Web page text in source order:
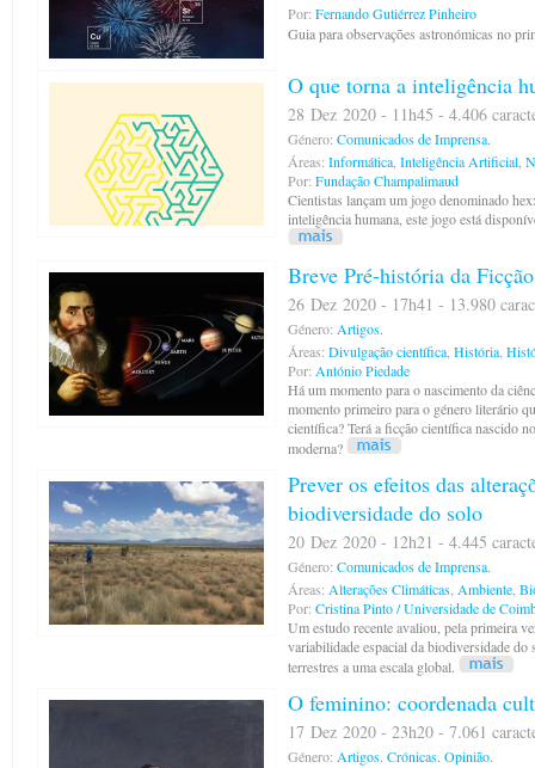
Por: Fernando Gutiérrez Pinheiro
Guia para observações astronómicas no
O que torna a inteligência
28 Dez 2020 - 11h45 - 4.406
Género: Comunicados de Imprensa.
Áreas: Informática Inteligência Artificial
Por: Fundação Champalimaud
Cientistas lançam um jogo denominado
inteligência humana, este jogo está
Breve Pré-história da
26 Dez 2020 - 17h41 - 13.980
Género: Artigos.
Áreas: Divulgação científica História
Por: António Piedade
Há um momento para o nascimento da
momento primeiro para o género literário
científica? Terá a ficção científica nascido
moderna?
Prever os efeitos das
biodiversidade do solo
20 Dez 2020 - 12h21 - 4.445
Género: Comunicados de Imprensa.
Áreas: Alterações Climáticas Ambiente
Por: Cristina Pinto / Universidade de
Um estudo recente avaliou, pela primeira
variabilidade espacial da biodiversidade do
terrestres a uma escala global.
O feminino: coordenada
17 Dez 2020 - 23h20 - 7.061
Género: Artigos. Crónicas. Opinião.